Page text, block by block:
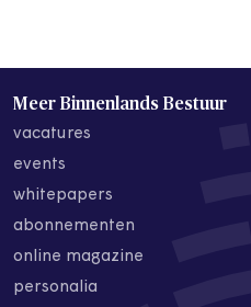
Meer Binnenlands Bestuur
vacatures
events
whitepapers
abonnementen
online magazine
personalia